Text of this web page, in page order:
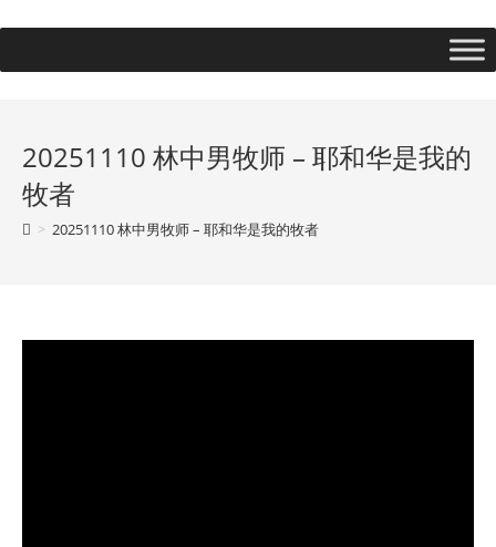
20251110 林中男牧师 – 耶和华是我的
牧者
> 20251110 林中男牧师 – 耶和华是我的牧者